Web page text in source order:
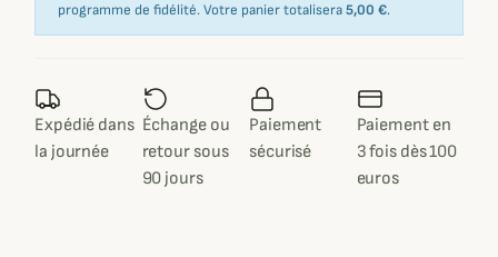
programme de fidélité. Votre panier totalisera5,00 €.
Expédié dans
la journée
Échange ou
retour sous
90 jours
Paiement
sécurisé
Paiement en
3 fois dès 100
euros